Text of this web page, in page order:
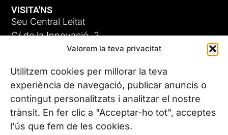
Valorem la teva privacitat
Utilitzem cookies per millorar la teva
experiència de navegació, publicar anuncis o
contingut personalitzats i analitzar el nostre
trànsit. En fer clic a "Acceptar-ho tot", acceptes
l'ús que fem de les cookies.
VISITA'NS
Seu Central Leitat
C/ de la Innovació, 2
08225 Terrassa, (Barcelona)
Coneix les nostres seus
CONTACTA’NS
Tel. (+34) 937 882 300